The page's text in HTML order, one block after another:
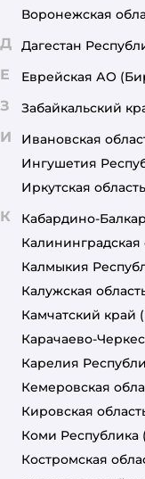
Воронежская
Д Дагестан
Е Еврейская АО
З Забайкальский
И Ивановская
Ингушетия
Иркутская область
К Кабардино-
Калининградская
Калмыкия
Калужская
Камчатский край
Карачаево-
Карелия
Кемеровская
Кировская
Коми Республика
Костромская